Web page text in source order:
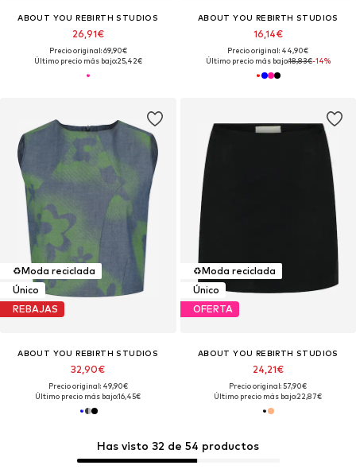
Has visto 32 de 54 productos
ABOUT YOU REBIRTH STUDIOS
26,91€
Precio original: 69,90€
Último precio más bajo:25,42€
ABOUT YOU REBIRTH STUDIOS
16,14€
Precio original: 44,90€
Último precio más bajo:18,83€-14%
♻️Moda reciclada
Único
REBAJAS
ABOUT YOU REBIRTH STUDIOS
32,90€
Precio original: 49,90€
Último precio más bajo:16,45€
♻️Moda reciclada
Único
OFERTA
ABOUT YOU REBIRTH STUDIOS
24,21€
Precio original: 57,90€
Último precio más bajo:22,87€